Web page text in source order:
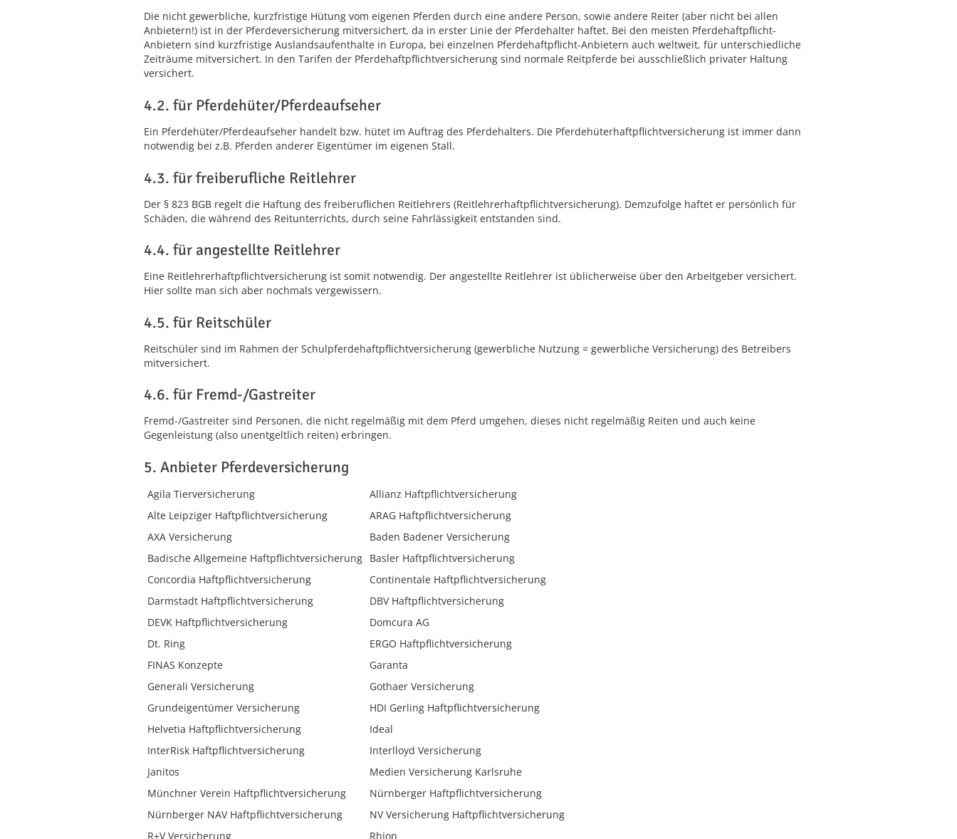
Die nicht gewerbliche, kurzfristige Hütung vom eigenen Pferden durch eine andere Person, sowie andere Reiter (aber nicht bei allen
Anbietern!) ist in der Pferdeversicherung mitversichert, da in erster Linie der Pferdehalter haftet. Bei den meisten Pferdehaftpflicht-
Anbietern sind kurzfristige Auslandsaufenthalte in Europa, bei einzelnen Pferdehaftpflicht-Anbietern auch weltweit, für unterschiedliche
Zeiträume mitversichert. In den Tarifen der Pferdehaftpflichtversicherung sind normale Reitpferde bei ausschließlich privater Haltung
versichert.
4.2. für Pferdehüter/Pferdeaufseher
Ein Pferdehüter/Pferdeaufseher handelt bzw. hütet im Auftrag des Pferdehalters. Die Pferdehüterhaftpflichtversicherung ist immer dann
notwendig bei z.B. Pferden anderer Eigentümer im eigenen Stall.
4.3. für freiberufliche Reitlehrer
Der § 823 BGB regelt die Haftung des freiberuflichen Reitlehrers (Reitlehrerhaftpflichtversicherung). Demzufolge haftet er persönlich für
Schäden, die während des Reitunterrichts, durch seine Fahrlässigkeit entstanden sind.
4.4. für angestellte Reitlehrer
Eine Reitlehrerhaftpflichtversicherung ist somit notwendig. Der angestellte Reitlehrer ist üblicherweise über den Arbeitgeber versichert.
Hier sollte man sich aber nochmals vergewissern.
4.5. für Reitschüler
Reitschüler sind im Rahmen der Schulpferdehaftpflichtversicherung (gewerbliche Nutzung = gewerbliche Versicherung) des Betreibers
mitversichert.
4.6. für Fremd-/Gastreiter
Fremd-/Gastreiter sind Personen, die nicht regelmäßig mit dem Pferd umgehen, dieses nicht regelmäßig Reiten und auch keine
Gegenleistung (also unentgeltlich reiten) erbringen.
5. Anbieter Pferdeversicherung
Agila Tierversicherung
Allianz Haftpflichtversicherung
Alte Leipziger Haftpflichtversicherung
ARAG Haftpflichtversicherung
AXA Versicherung
Baden Badener Versicherung
Badische Allgemeine Haftpflichtversicherung Basler Haftpflichtversicherung
Concordia Haftpflichtversicherung
Continentale Haftpflichtversicherung
Darmstadt Haftpflichtversicherung
DBV Haftpflichtversicherung
DEVK Haftpflichtversicherung
Domcura AG
Dt. Ring
ERGO Haftpflichtversicherung
FINAS Konzepte
Garanta
Generali Versicherung
Gothaer Versicherung
Grundeigentümer Versicherung
HDI Gerling Haftpflichtversicherung
Helvetia Haftpflichtversicherung
Ideal
InterRisk Haftpflichtversicherung
Interlloyd Versicherung
Janitos
Medien Versicherung Karlsruhe
Münchner Verein Haftpflichtversicherung
Nürnberger Haftpflichtversicherung
Nürnberger NAV Haftpflichtversicherung
NV Versicherung Haftpflichtversicherung
R+V Versicherung
Rhion